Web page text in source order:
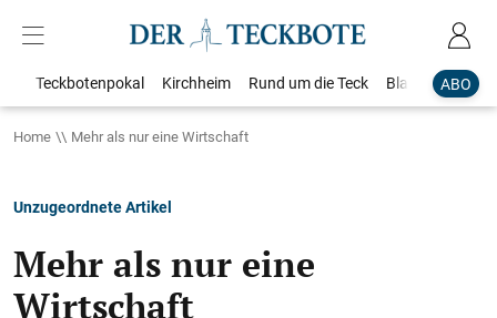
ABO
Teckbotenpokal Kirchheim Rund um die Teck Blaulicht
Home Mehr als nur eine Wirtschaft
Unzugeordnete Artikel
Mehr als nur eine
Wirtschaft